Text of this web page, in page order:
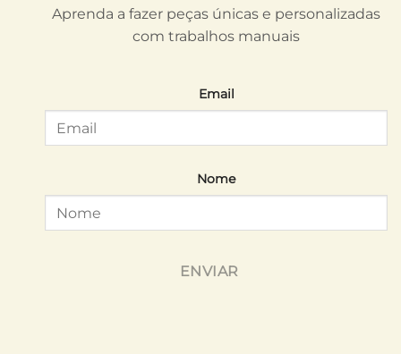
Aprenda a fazer peças únicas e personalizadas
com trabalhos manuais
Email
Nome
ENVIAR